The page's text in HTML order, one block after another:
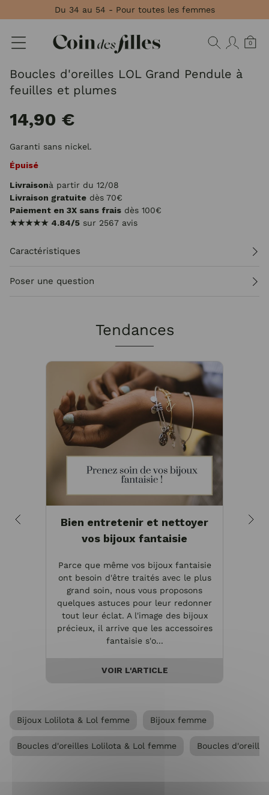
Du 34 au 54 - Pour toutes les femmes
0
Boucles d'oreilles LOL Grand Pendule à
feuilles et plumes
14,90 €
Garanti sans nickel.
Épuisé
Livraisonà partir du 12/08
Livraison gratuite dès 70€
Paiement en 3X sans frais dès 100€
★★★★★ 4.84/5 sur 2567 avis
Caractéristiques
Poser une question
Tendances
Bien entretenir et nettoyer
vos bijoux fantaisie
Parce que même vos bijoux fantaisie
ont besoin d'être traités avec le plus
grand soin, nous vous proposons
quelques astuces pour leur redonner
tout leur éclat. A l'image des bijoux
précieux, il arrive que les accessoires
fantaisie s'o...
VOIR L'ARTICLE
Bijoux Lolilota & Lol femme Bijoux femme
Boucles d'oreilles Lolilota & Lol femme Boucles
Panneau de gestion des cookies